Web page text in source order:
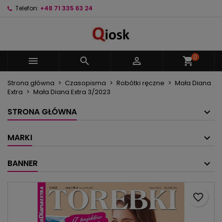
Telefon: +48 71 335 63 24
   shopping_cart0
Strona główna Czasopisma Robótki ręczne
Mała Diana
Extra
Mała Diana Extra 3/2023
STRONA GŁÓWNA
MARKI
BANNER
favorite_border
Nazwa listy życzeń
Anuluj
Musisz być zalogowany by zapisać produkty na
swojej liście życzeń.
Anuluj Zaloguj się